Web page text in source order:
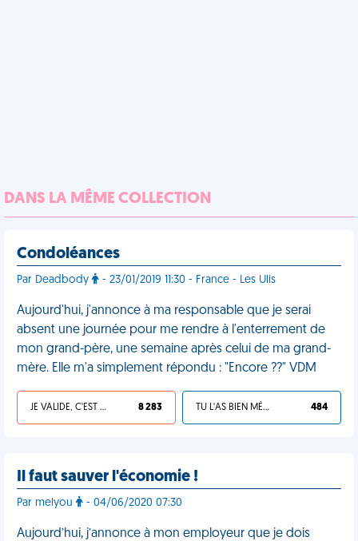
DANS LA MÊME COLLECTION
Condoléances
Par Deadbody - 23/01/2019 11:30 - France - Les Ulis
Aujourd'hui, j'annonce à ma responsable que je serai
absent une journée pour me rendre à l'enterrement de
mon grand-père, une semaine après celui de ma grand-
mère. Elle m'a simplement répondu : "Encore ??" VDM
JE VALIDE, C'EST UNE VDM 8 283 TU L'AS BIEN MÉRITÉ 484
Il faut sauver l'économie !
Par melyou - 04/06/2020 07:30
Aujourd’hui, j’annonce à mon employeur que je dois